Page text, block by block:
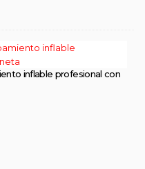
inflable profesional con